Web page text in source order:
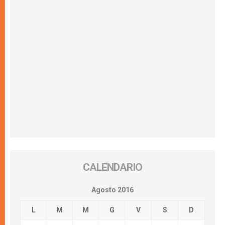
CALENDARIO
Agosto 2016
L M M G V S D